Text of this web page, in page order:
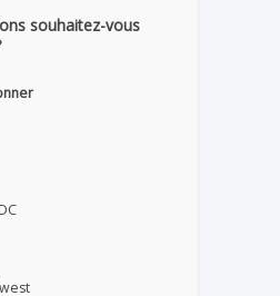
souhaitez-vous